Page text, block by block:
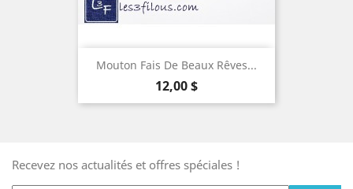
Mouton Fais De Beaux Rêves...
Prix
12,00 $
Recevez nos actualités et offres spéciales !